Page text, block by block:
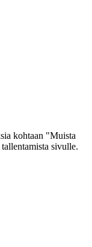
kohtaan "Muista
sivulle.